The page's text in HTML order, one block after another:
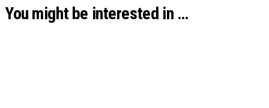
You might be interested in …